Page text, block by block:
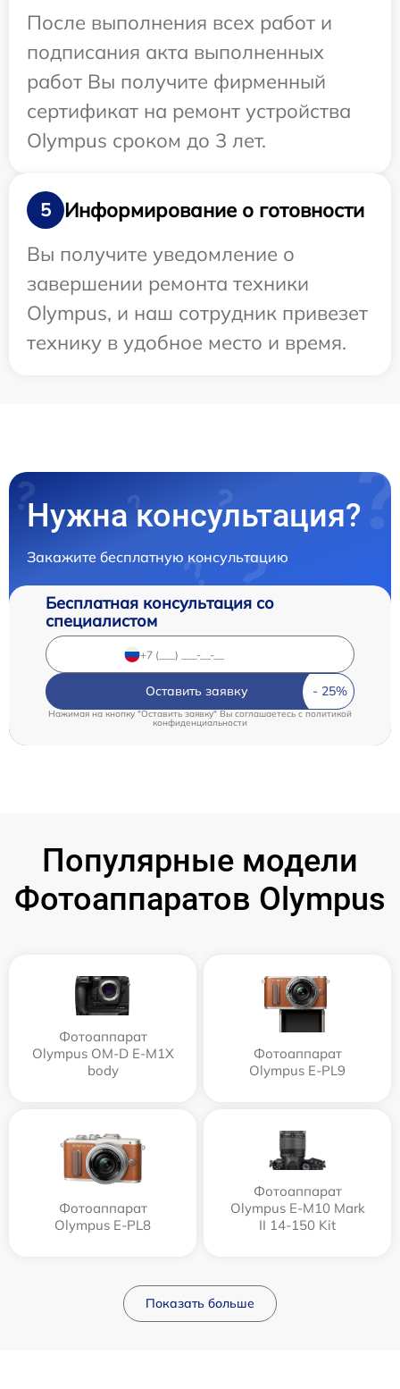
После выполнения всех работ и
подписания акта выполненных
работ Вы получите фирменный
сертификат на ремонт устройства
Olympus сроком до 3 лет.
5
Информирование о готовности
Вы получите уведомление о
завершении ремонта техники
Olympus, и наш сотрудник привезет
технику в удобное место и время.
Нужна консультация?
Закажите бесплатную консультацию
Бесплатная консультация со
специалистом
Оставить заявку
Нажимая на кнопку "Оставить заявку" Вы соглашаетесь c политикой
конфиденциальности
Популярные модели
Фотоаппаратов Olympus
Фотоаппарат
Olympus OM-D E-M1X
body
Фотоаппарат
Olympus E‑PL9
Фотоаппарат
Olympus E-PL8
Фотоаппарат
Olympus E‑M10 Mark
II 14-150 Kit
Показать больше